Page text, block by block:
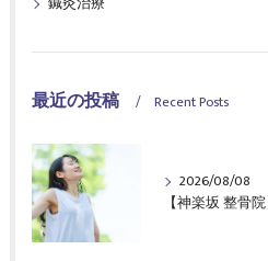
最近の投稿 Recent Posts
2026/08/08